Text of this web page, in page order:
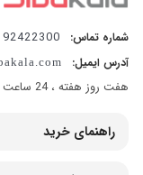
شماره تماس: | 04191010194
آدرس ایمیل:
هفت روز هفته ، 24 ساعت شبانه‌روز پاسخگوی شما هستیم.
راهنمای خرید